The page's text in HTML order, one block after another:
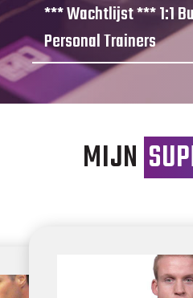
*** Wachtlijst *** 1:1
Personal Trainers
MIJN